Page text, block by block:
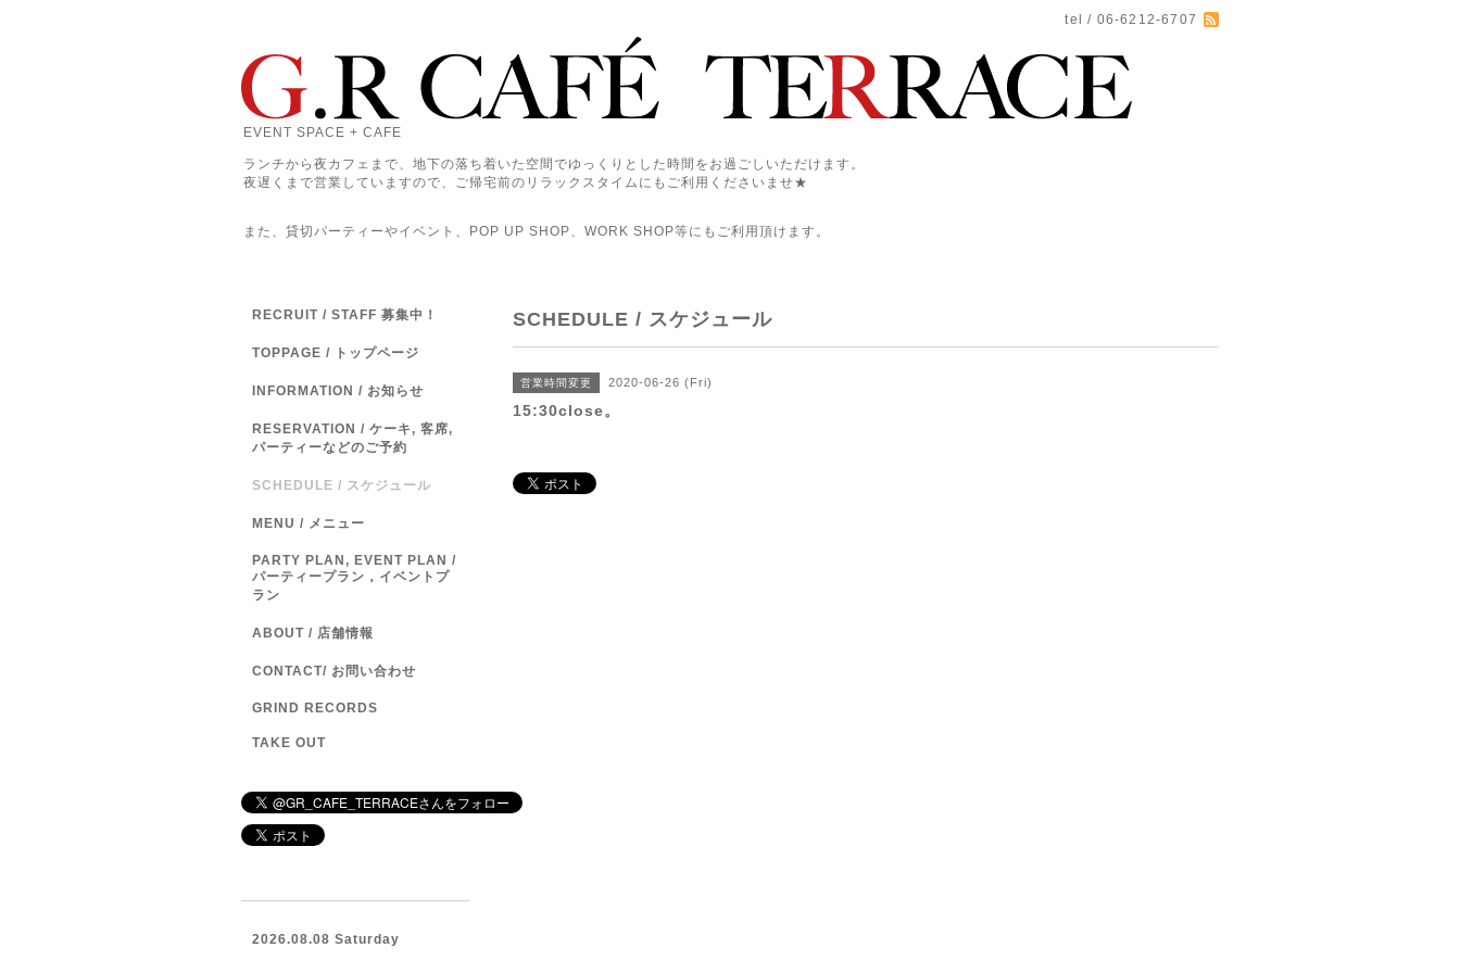
tel / 06-6212-6707
EVENT SPACE + CAFE
ランチから夜カフェまで、地下の落ち着いた空間でゆっくりとした時間をお過ごしいただけます。
夜遅くまで営業していますので、ご帰宅前のリラックスタイムにもご利用くださいませ★
また、貸切パーティーやイベント、POP UP SHOP、WORK SHOP等にもご利用頂けます。
SCHEDULE / スケジュール
営業時間変更 2020-06-26 (Fri)
15:30close。
RECRUIT / STAFF 募集中！
TOPPAGE / トップページ
INFORMATION / お知らせ
RESERVATION / ケーキ, 客席,
パーティーなどのご予約
SCHEDULE / スケジュール
MENU / メニュー
PARTY PLAN, EVENT PLAN /
パーティープラン，イベントプ
ラン
ABOUT / 店舗情報
CONTACT/ お問い合わせ
GRIND RECORDS
TAKE OUT
2026.08.08 Saturday